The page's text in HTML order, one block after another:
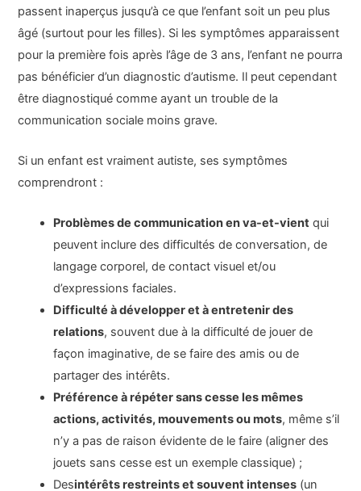
passent inaperçus jusqu’à ce que l’enfant soit un peu plus
âgé (surtout pour les filles). Si les symptômes apparaissent
pour la première fois après l’âge de 3 ans, l’enfant ne pourra
pas bénéficier d’un diagnostic d’autisme. Il peut cependant
être diagnostiqué comme ayant un trouble de la
communication sociale moins grave.
Si un enfant est vraiment autiste, ses symptômes
comprendront :
Problèmes de communication en va-et-vient qui
peuvent inclure des difficultés de conversation, de
langage corporel, de contact visuel et/ou
d’expressions faciales.
Difficulté à développer et à entretenir des
relations, souvent due à la difficulté de jouer de
façon imaginative, de se faire des amis ou de
partager des intérêts.
Préférence à répéter sans cesse les mêmes
actions, activités, mouvements ou mots, même s’il
n’y a pas de raison évidente de le faire (aligner des
jouets sans cesse est un exemple classique) ;
Desintérêts restreints et souvent intenses (un